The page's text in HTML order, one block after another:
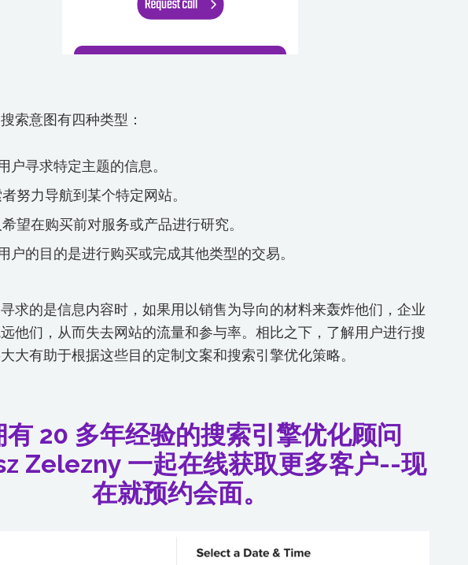
索意图有四种类型：
户寻求特定主题的信息。
努力导航到某个特定网站。
望在购买前对服务或产品进行研究。
户的目的是进行购买或完成其他类型的交易。
求的是信息内容时，如果用以销售为导向的材料来轰炸他们，企业
他们，从而失去网站的流量和参与率。相比之下，了解用户进行搜
大有助于根据这些目的定制文案和搜索引擎优化策略。
有 20 多年经验的搜索引擎优化顾问
Zelezny 一起在线获取更多客户--现
在就预约会面。